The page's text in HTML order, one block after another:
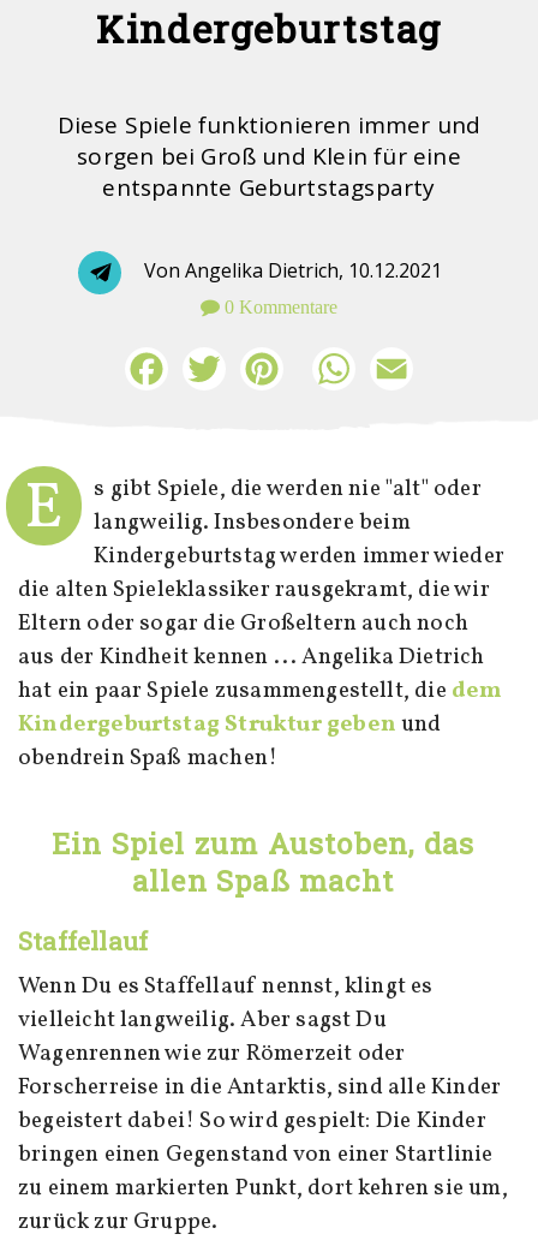
Kindergeburtstag
Diese Spiele funktionieren immer und
sorgen bei Groß und Klein für eine
entspannte Geburtstagsparty
Von Angelika Dietrich, 10.12.2021
0 Kommentare
FacebookTwitter Pinterest WhatsApp
E
s gibt Spiele, die werden nie "alt" oder
langweilig. Insbesondere beim
Kindergeburtstag werden immer wieder
die alten Spieleklassiker rausgekramt, die wir
Eltern oder sogar die Großeltern auch noch
aus der Kindheit kennen ... Angelika Dietrich
hat ein paar Spiele zusammengestellt, die dem
Kindergeburtstag Struktur gebenund
obendrein Spaß machen!
Ein Spiel zum Austoben, das
allen Spaß macht
Staffellauf
Wenn Du es Staffellauf nennst, klingt es
vielleicht langweilig. Aber sagst Du
Wagenrennen wie zur Römerzeit oder
Forscherreise in die Antarktis, sind alle Kinder
begeistert dabei! So wird gespielt: Die Kinder
bringen einen Gegenstand von einer Startlinie
zu einem markierten Punkt, dort kehren sie um,
zurück zur Gruppe.